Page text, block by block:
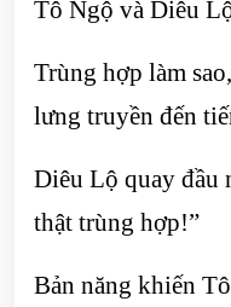
Tô Ngộ và Diêu
Trùng hợp làm
lưng truyền đến
Diêu Lộ quay đầu
thật trùng hợp!”
Bản năng khiến